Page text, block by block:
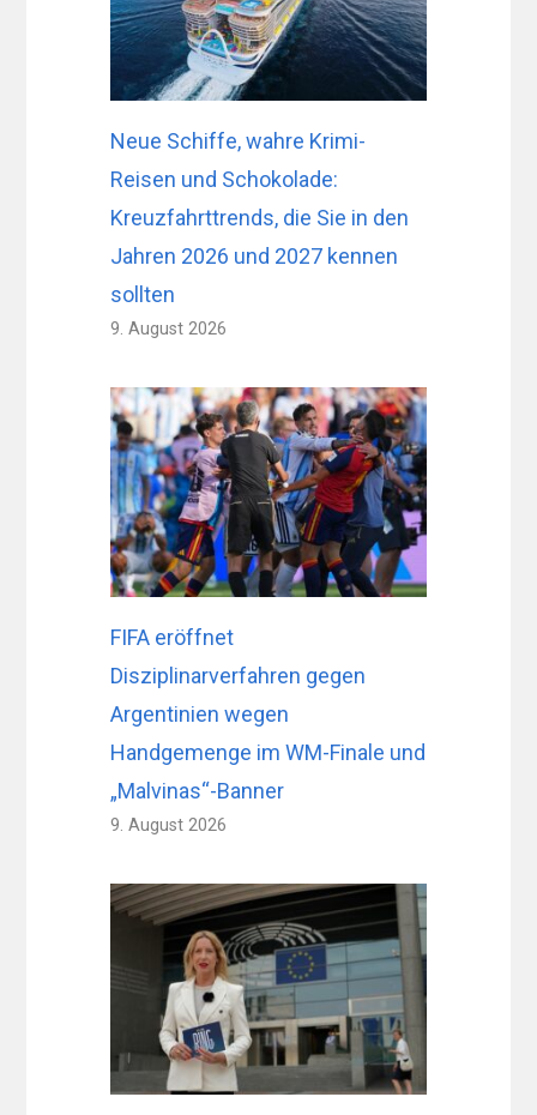
Neue Schiffe, wahre Krimi-
Reisen und Schokolade:
Kreuzfahrttrends, die Sie in den
Jahren 2026 und 2027 kennen
sollten
9. August 2026
FIFA eröffnet
Disziplinarverfahren gegen
Argentinien wegen
Handgemenge im WM-Finale und
„Malvinas“-Banner
9. August 2026